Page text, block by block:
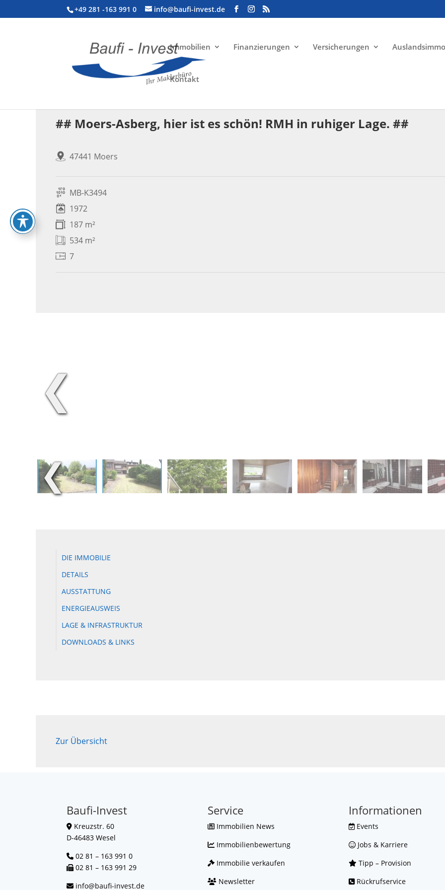
+49 281 -163 991 0 info@baufi-invest.de
Immobilien Finanzierungen Versicherungen
Kontakt
## Moers-Asberg, hier ist es schön! RMH in ruhiger Lage. ##
47441 Moers
MB-K3494
1972
187 m²
534 m²
7
❮
❮
DIE IMMOBILIE
DETAILS
AUSSTATTUNG
ENERGIEAUSWEIS
LAGE & INFRASTRUKTUR
DOWNLOADS & LINKS
Zur Übersicht
Baufi-Invest
Kreuzstr. 60
D-46483 Wesel
02 81 – 163 991 0
02 81 – 163 991 29
info@baufi-invest.de
Service
Immobilien News
Immobilienbewertung
Immobilie verkaufen
Newsletter
Informationen
Events
Jobs & Karriere
Tipp – Provision
Rückrufservice